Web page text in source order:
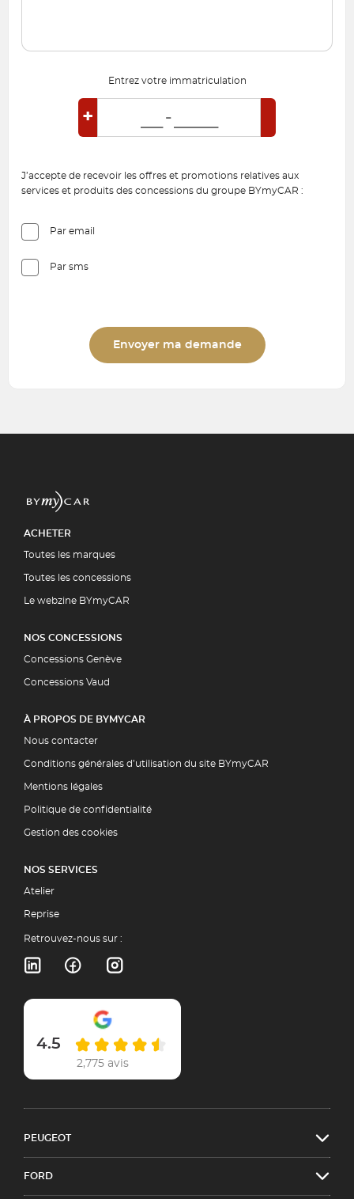
Entrez votre immatriculation
+
J’accepte de recevoir les offres et promotions relatives aux
services et produits des concessions du groupe BYmyCAR :
Par email
Par sms
Envoyer ma demande
ACHETER
Toutes les marques
Toutes les concessions
Le webzine BYmyCAR
NOS CONCESSIONS
Concessions Genève
Concessions Vaud
À PROPOS DE BYMYCAR
Nous contacter
Conditions générales d’utilisation du site BYmyCAR
Mentions légales
Politique de confidentialité
Gestion des cookies
NOS SERVICES
Atelier
Reprise
Retrouvez-nous sur :
4.5
2,775 avis
PEUGEOT
FORD